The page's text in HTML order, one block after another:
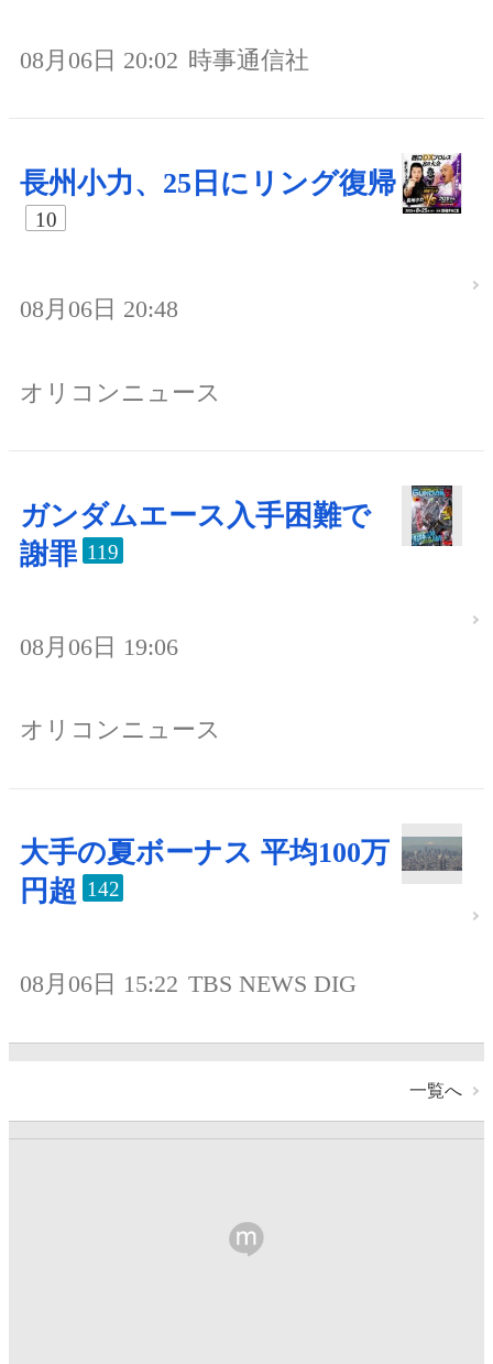
08月06日 20:02 時事通信社
長州小力、25日にリング復帰
10
08月06日 20:48
オリコンニュース
ガンダムエース入手困難で
謝罪 119
08月06日 19:06
オリコンニュース
大手の夏ボーナス 平均100万
円超 142
08月06日 15:22 TBS NEWS DIG
一覧へ